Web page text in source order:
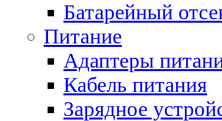
Батарейный
Питание
Адаптеры
Кабель питания
Зарядное